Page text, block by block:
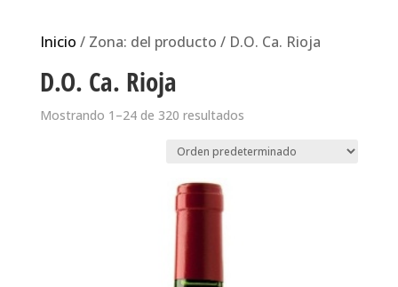
Inicio / Zona: del producto / D.O. Ca. Rioja
D.O. Ca. Rioja
Mostrando 1–24 de 320 resultados